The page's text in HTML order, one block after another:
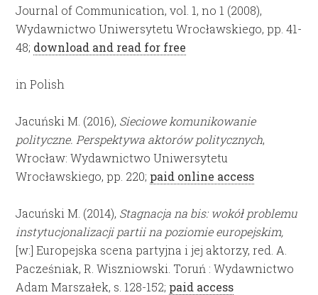
Journal of Communication, vol. 1, no 1 (2008),
Wydawnictwo Uniwersytetu Wrocławskiego, pp. 41-
48; download and read for free
in Polish
Jacuński M. (2016), Sieciowe komunikowanie
polityczne. Perspektywa aktorów politycznych,
Wrocław: Wydawnictwo Uniwersytetu
Wrocławskiego, pp. 220; paid online access
Jacuński M. (2014), Stagnacja na bis: wokół problemu
instytucjonalizacji partii na poziomie europejskim,
[w:] Europejska scena partyjna i jej aktorzy, red. A.
Pacześniak, R. Wiszniowski. Toruń : Wydawnictwo
Adam Marszałek, s. 128-152; paid access